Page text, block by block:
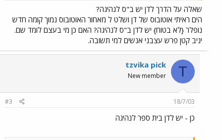
שאלה על הדרך לדן יש ב"ס לנהיגה?
הים ראיתי אוטובוס של דן ושלט ל מאחור האוטובוס נמוך קומה חדש
נופלר {לא בטוח} יש לדן ב"ס לנהיגה? האם כן מי בעצם לומד שם.
יניב קטן פרש עצבני אנשים למי תשובה.
T
tzvika pick
New member
18/7/03
#3
כן - יש לדן בית ספר לנהיגה